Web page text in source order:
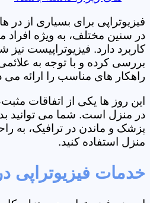
فیزیوتراپی برای بسیاری از در
در سنین مختلف، به ویژه
کاربرد دارد. فیزیوتراپیست
بررسی کرده و با توجه به
راهکار های مناسب را ارائه می
این روز ها یکی از اتفاقات
در منزل است. شما می توانید
پزشک و ماندن در ترافیک، به
منزل استفاده کنید.
خدمات فیزیوتراپی